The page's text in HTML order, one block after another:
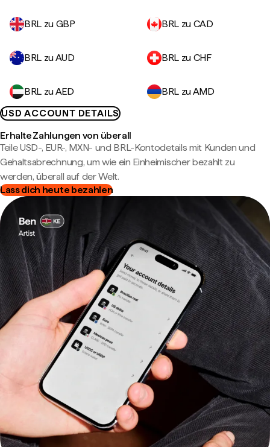
BRL zu GBP BRL zu CAD
BRL zu AUD BRL zu CHF
BRL zu AED
BRL zu AMD
USD ACCOUNT DETAILS
Erhalte Zahlungen von überall
Teile USD-, EUR-, MXN- und BRL-Kontodetails mit Kunden und
Gehaltsabrechnung, um wie ein Einheimischer bezahlt zu
werden, überall auf der Welt.
Lass dich heute bezahlen